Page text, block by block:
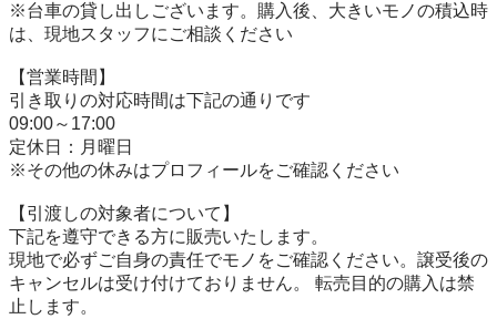
※台⾞の貸し出しございます。購入後、大きいモノの積込時
は、現地スタッフにご相談ください
【営業時間】
引き取りの対応時間は下記の通りです
09:00～17:00
定休日：月曜日
※その他の休みはプロフィールをご確認ください
【引渡しの対象者について】
下記を遵守できる⽅に販売いたします。
現地で必ずご⾃⾝の責任でモノをご確認ください。譲受後の
キャンセルは受け付けておりません。 転売⽬的の購⼊は禁
⽌します。